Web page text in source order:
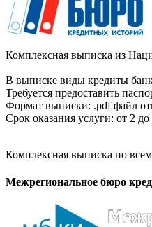
Комплексная выписка из
В выписке виды кредиты
Требуется предоставить
Формат выписки: .pdf файл
Срок оказания услуги: от 2 до
Комплексная выписка по
Межрегиональное бюро